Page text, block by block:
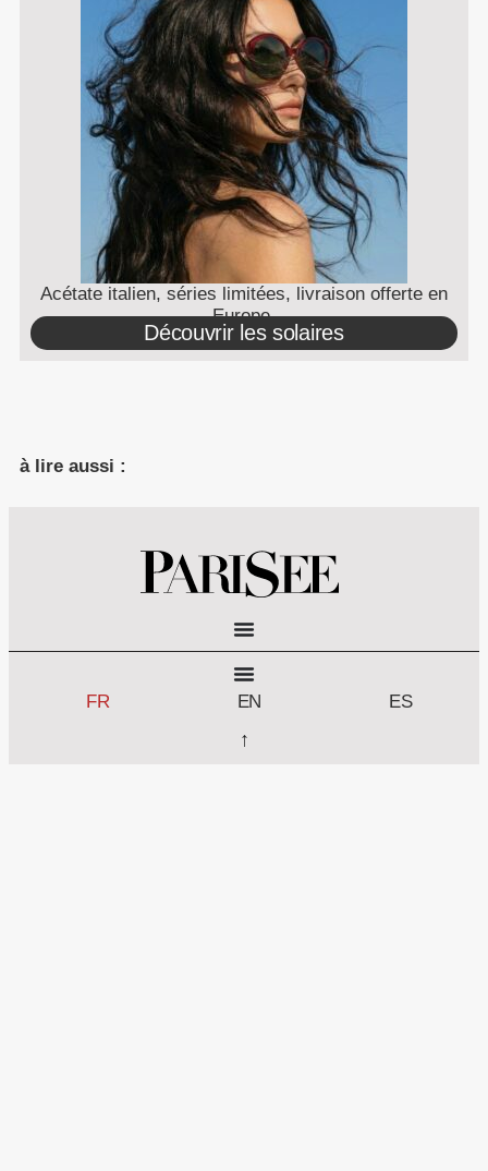
Acétate italien, séries limitées, livraison offerte en
Europe.
Découvrir les solaires
à lire aussi :
FR EN ES
↑